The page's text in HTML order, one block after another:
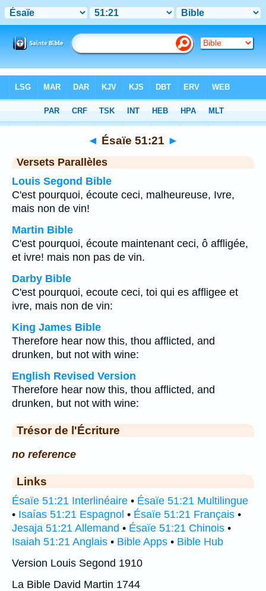
Chapitre 51> Verset 21
◄ Ésaïe 51:21 ►
Versets Parallèles
Louis Segond Bible
C'est pourquoi, écoute ceci, malheureuse, Ivre,
mais non de vin!
Martin Bible
C'est pourquoi, écoute maintenant ceci, ô affligée,
et ivre! mais non pas de vin.
Darby Bible
C'est pourquoi, ecoute ceci, toi qui es affligee et
ivre, mais non de vin:
King James Bible
Therefore hear now this, thou afflicted, and
drunken, but not with wine:
English Revised Version
Therefore hear now this, thou afflicted, and
drunken, but not with wine:
Trésor de l'Écriture
no reference
Links
Ésaïe 51:21 Interlinéaire • Ésaïe 51:21 Multilingue
• Isaías 51:21 Espagnol • Ésaïe 51:21 Français •
Jesaja 51:21 Allemand • Ésaïe 51:21 Chinois •
Isaiah 51:21 Anglais • Bible Apps • Bible Hub
Version Louis Segond 1910
La Bible David Martin 1744